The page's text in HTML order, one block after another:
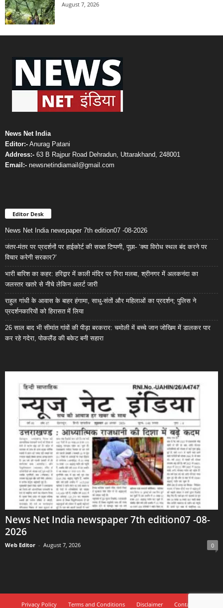
August 7, 2026
News Net India
Editor:- Anurag Patani
Address:- 63 B Rajpur Road Dehradun, Uttarakhand, 248001
Email:- newsnetindiamail@gmail.com
Editor Desk
News Net India newspaper 7th edition07 -08-2026
जंतर-मंतर पर प्रदर्शनों पर हाईकोर्ट की सख्त टिप्पणी, पूछा- ‘क्या विरोध स्थल बंद करने पर
विचार करेगी सरकार?’
भारी बारिश का कहर: हरिद्वार में काली मंदिर पर गिरा मलबा, श्रीनगर में अलकनंदा का
जलस्तर खतरे से नीचे लेकिन अलर्ट जारी
राहुल गांधी के आवास के बाहर हंगामा, साधु-संतों और महिलाओं का प्रदर्शन; पुलिस ने
प्रदर्शनकारियों को हिरासत में लिया
26 साल बाद भी सीमांत गांवों की पीड़ा बरकरार: चमोली में बच्चे जान जोखिम में डालकर पार
कर रहे गदेरा, पोकलैंड की बकेट बनी सहारा
News Net India newspaper 7th edition07 -08-
2026
Web Editor - August 7, 2026 0
Privacy Policy Terms and Conditions Disclaimer Contact Us